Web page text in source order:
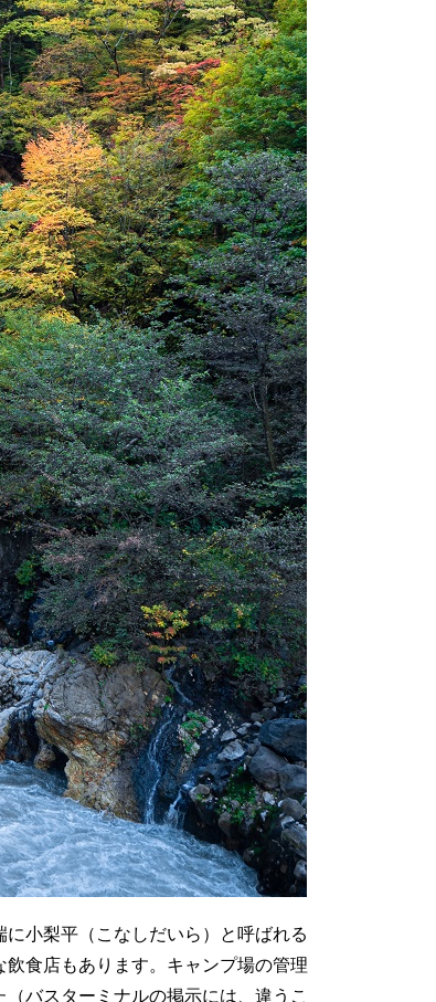
小梨平（こなしだいら）と呼ばれる
食店もあります。キャンプ場の管理
バスターミナルの掲示には、違うこ